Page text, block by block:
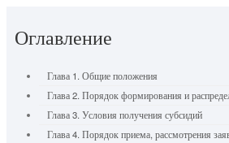
Оглавление
Глава 1. Общие положения
Глава 2. Порядок формирования и
Глава 3. Условия получения субсидий
Глава 4. Порядок приема, рассмотрения